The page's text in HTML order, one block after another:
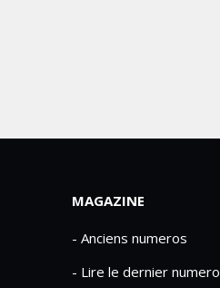
MAGAZINE
- Anciens numeros
- Lire le dernier numero